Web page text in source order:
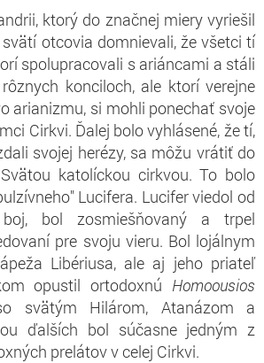
ktorý do značnej miery vyriešil
otcovia domnievali, že všetci tí
spolupracovali s ariáncami a stáli
konciloch, ale ktorí verejne
arianizmu, si mohli ponechať svoje
Cirkvi. Ďalej bolo vyhlásené, že tí,
svojej herézy, sa môžu vrátiť do
katolíckou cirkvou. To bolo
Lucifera. Lucifer viedol od
bol zosmiešňovaný a trpel
pre svoju vieru. Bol lojálnym
Libériusa, ale aj jeho priateľ
opustil ortodoxnú Homoousios
svätým Hilárom, Atanázom a
ďalších bol súčasne jedným z
prelátov v celej Cirkvi.